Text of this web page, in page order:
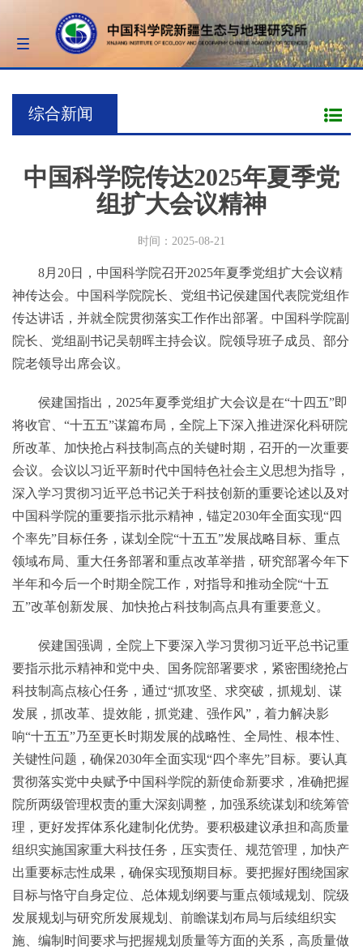
Toggle
navigation
综合新闻
中国科学院传达2025年夏季党
组扩大会议精神
时间：2025-08-21
8月20日，中国科学院召开2025年夏季党组扩大会议精
神传达会。中国科学院院长、党组书记侯建国代表院党组作
传达讲话，并就全院贯彻落实工作作出部署。中国科学院副
院长、党组副书记吴朝晖主持会议。院领导班子成员、部分
院老领导出席会议。
侯建国指出，2025年夏季党组扩大会议是在“十四五”即
将收官、“十五五”谋篇布局，全院上下深入推进深化科研院
所改革、加快抢占科技制高点的关键时期，召开的一次重要
会议。会议以习近平新时代中国特色社会主义思想为指导，
深入学习贯彻习近平总书记关于科技创新的重要论述以及对
中国科学院的重要指示批示精神，锚定2030年全面实现“四
个率先”目标任务，谋划全院“十五五”发展战略目标、重点
领域布局、重大任务部署和重点改革举措，研究部署今年下
半年和今后一个时期全院工作，对指导和推动全院“十五
五”改革创新发展、加快抢占科技制高点具有重要意义。
侯建国强调，全院上下要深入学习贯彻习近平总书记重
要指示批示精神和党中央、国务院部署要求，紧密围绕抢占
科技制高点核心任务，通过“抓攻坚、求突破，抓规划、谋
发展，抓改革、提效能，抓党建、强作风”，着力解决影
响“十五五”乃至更长时期发展的战略性、全局性、根本性、
关键性问题，确保2030年全面实现“四个率先”目标。要认真
贯彻落实党中央赋予中国科学院的新使命新要求，准确把握
院所两级管理权责的重大深刻调整，加强系统谋划和统筹管
理，更好发挥体系化建制化优势。要积极建议承担和高质量
组织实施国家重大科技任务，压实责任、规范管理，加快产
出重要标志性成果，确保实现预期目标。要把握好围绕国家
目标与恪守自身定位、总体规划纲要与重点领域规划、院级
发展规划与研究所发展规划、前瞻谋划布局与后续组织实
施、编制时间要求与把握规划质量等方面的关系，高质量做